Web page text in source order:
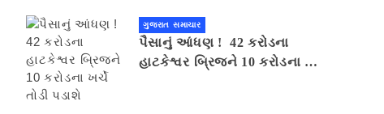
ગુજરાત સમાચાર
પૈસાનું આંધણ ! 42 કરોડના
હાટકેશ્વર બ્રિજને 10 કરોડના ખર્ચે